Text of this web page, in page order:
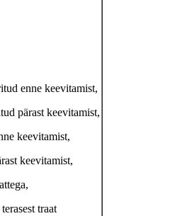
enne keevitamist,
pärast keevitamist,
keevitamist,
keevitamist,
traat